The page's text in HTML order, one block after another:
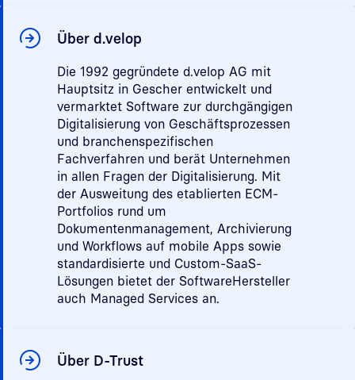
Über d.velop
Die 1992 gegründete d.velop AG mit
Hauptsitz in Gescher entwickelt und
vermarktet Software zur durchgängigen
Digitalisierung von Geschäftsprozessen
und branchenspezifischen
Fachverfahren und berät Unternehmen
in allen Fragen der Digitalisierung. Mit
der Ausweitung des etablierten ECM-
Portfolios rund um
Dokumentenmanagement, Archivierung
und Workflows auf mobile Apps sowie
standardisierte und Custom-SaaS-
Lösungen bietet der SoftwareHersteller
auch Managed Services an.
Über D-Trust